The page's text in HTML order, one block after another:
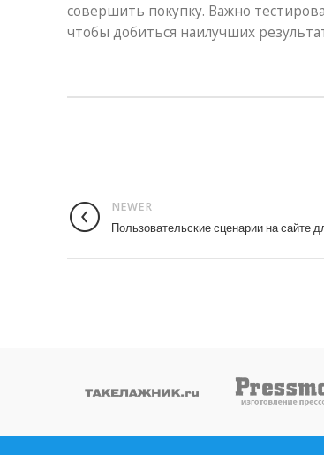
совершить покупку. Важно
чтобы добиться наилучших
NEWER
Пользовательские сценарии на сайте